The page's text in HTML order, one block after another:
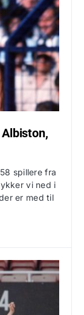
spillere fra
vi ned i
er med til